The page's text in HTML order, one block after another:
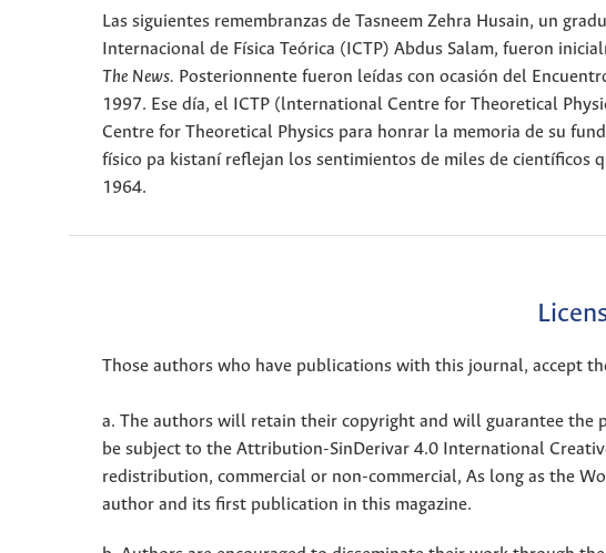
Las siguientes remembranzas de Tasneem Zehra Husain, un
Internacional de Física Teórica (ICTP) Abdus Salam, fueron
The News. Posterionnente fueron leídas con ocasión del
1997. Ese día, el ICTP (lnternational Centre for Theoretical
Centre for Theoretical Physics para honrar la memoria de su
físico pa kistaní reflejan los sentimientos de miles de científicos
1964.
Those authors who have publications with this journal, accept
a. The authors will retain their copyright and will guarantee
be subject to the Attribution-SinDerivar 4.0 International
redistribution, commercial or non-commercial, As long as the
author and its first publication in this magazine.